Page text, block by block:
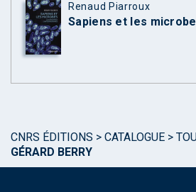
Renaud Piarroux
Sapiens et les
CNRS ÉDITIONS > CATALOGUE >
GÉRARD BERRY